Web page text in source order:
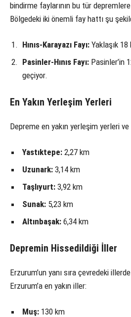
bindirme faylarının bu tür
Bölgedeki iki önemli fay hattı şu
Hınıs-Karayazı Fayı: Yaklaşık
Pasinler-Hınıs Fayı: Pasinler’in
geçiyor.
En Yakın Yerleşim Yerleri
Depreme en yakın yerleşim yerleri ve
Yastıktepe: 2,27 km
Uzunark: 3,14 km
Taşlıyurt: 3,92 km
Sunak: 5,23 km
Altınbaşak: 6,34 km
Depremin Hissedildiği İller
Erzurum’un yanı sıra çevredeki
Erzurum’a en yakın iller:
Muş: 130 km